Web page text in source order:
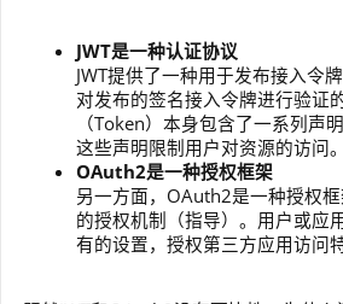
JWT是一种认证协议
JWT提供了一种用于发布接入令
对发布的签名接入令牌进行验证
（Token）本身包含了一系列声
这些声明限制用户对资源的访问。
OAuth2是一种授权框架
另一方面，OAuth2是一种授权
的授权机制（指导）。用户或应
有的设置，授权第三方应用访问